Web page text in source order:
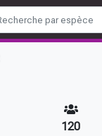
120